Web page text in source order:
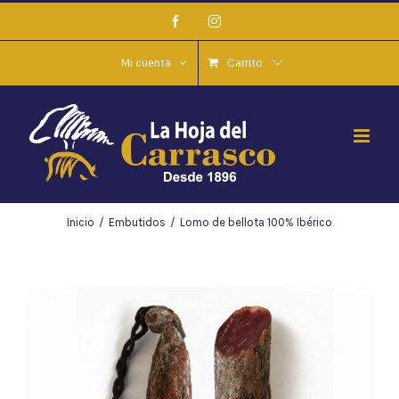
al
FacebookInstagram
Mi cuenta Carrito
Inicio / Embutidos / Lomo de bellota 100% Ibérico